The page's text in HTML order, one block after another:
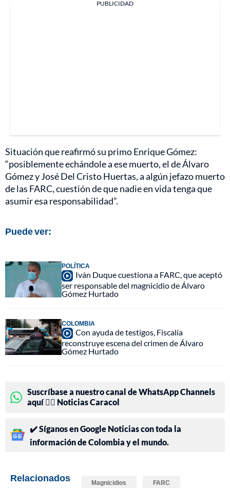
PUBLICIDAD
Situación que reafirmó su primo Enrique Gómez:
“posiblemente echándole a ese muerto, el de Álvaro
Gómez y José Del Cristo Huertas, a algún jefazo muerto
de las FARC, cuestión de que nadie en vida tenga que
asumir esa responsabilidad”.
Puede ver:
POLÍTICA
Iván Duque cuestiona a FARC, que aceptó
ser responsable del magnicidio de Álvaro
Gómez Hurtado
COLOMBIA
Con ayuda de testigos, Fiscalía
reconstruye escena del crimen de Álvaro
Gómez Hurtado
Suscríbase a nuestro canal de WhatsApp Channels
aquí 👉🏻 Noticias Caracol
✔️ Síganos en Google Noticias con toda la
información de Colombia y el mundo.
Relacionados Magnicidios FARC